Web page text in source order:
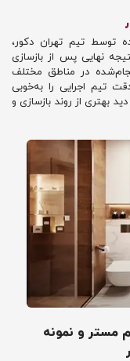
توسط تیم تهران دکور،
نهایی پس از بازسازی
در مناطق مختلف
تیم اجرایی را به‌خوبی
بهتری از روند بازسازی و
مستر و نمونه